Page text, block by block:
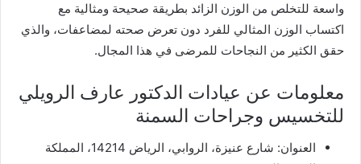
واسعة للتخلص من الوزن الزائد بطريقة صحيحة ومثالية مع
اكتساب الوزن المثالي للفرد دون تعرض صحته لمضاعفات، والذي
حقق الكثير من النجاحات للمرضى في هذا المجال.
معلومات عن عيادات الدكتور عارف الرويلي
للتخسيس وجراحات السمنة
العنوان: شارع عنيزة، الروابي، الرياض 14214، المملكة